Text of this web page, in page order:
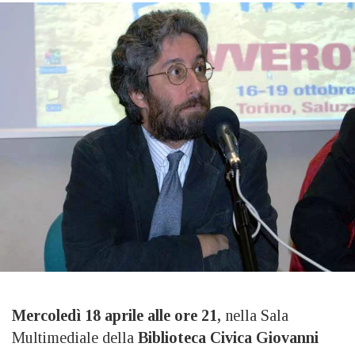
Mercoledì 18 aprile alle ore 21, nella Sala
Multimediale della Biblioteca Civica Giovanni